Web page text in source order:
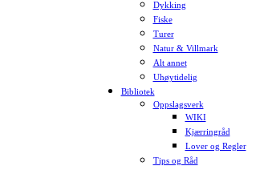
Dykking
Fiske
Turer
Natur & Villmark
Alt annet
Uhøytidelig
Bibliotek
Oppslagsverk
WIKI
Kjærringråd
Lover og Regler
Tips og Råd